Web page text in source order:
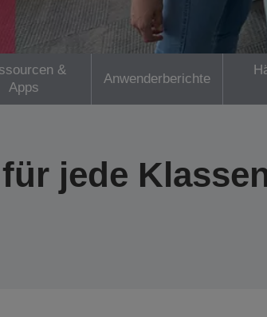
&
Apps
Anwenderberichte
jede